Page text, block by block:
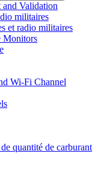
and Validation
militaires
et radio militaires
Monitors
Wi-Fi Channel
quantité de carburant